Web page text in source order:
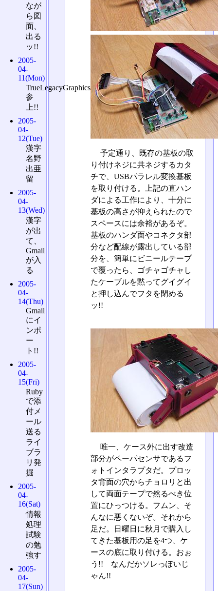
予定通り、既存の基板の取
り付けネジに共ネジするカタ
チで、USBパラレル変換基板
を取り付ける。上記の直ハン
ダによる工作により、十分に
基板の高さが抑えられたので
スペースには余裕があるぞ。
基板のハンダ面やコネクタ部
分など配線が露出している部
分を、簡単にビニールテープ
で覆ったら、ゴチャゴチャし
たケーブルを黙ってグイグイ
と押し込んでフタを閉める
ッ!!
唯一、ケース外に出す改造
部分がペーパセンサであるフ
ォトインタラプタだ。プロッ
タ背面の穴からチョロリと出
して両面テープで然るべき位
置にひっつける。フムン、そ
んなに悪くないぞ。それから
足だ。日曜日に秋月で購入し
てきた基板用の足を4つ、ケ
ースの底に取り付ける。おぉ
う!! なんだかソレっぽいじ
ゃん!!
なが
ら図
面、
出る
ッ!!
2005-
04-
11(Mon)
TrueLegacyGraphics
参
上!!
2005-
04-
12(Tue)
漢字
名野
出亜
留
2005-
04-
13(Wed)
漢字
が出
て、
Gmail
が入
る
2005-
04-
14(Thu)
Gmail
にイ
ンポ
ー
ト!!
2005-
04-
15(Fri)
Ruby
で添
付メ
ール
送る
ライ
ブラ
リ発
掘
2005-
04-
16(Sat)
情報
処理
試験
の勉
強す
2005-
04-
17(Sun)